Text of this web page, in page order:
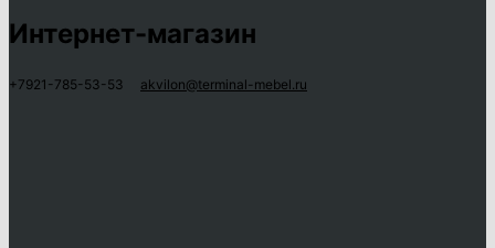
Интернет-магазин
+7921-785-53-53 akvilon@terminal-mebel.ru